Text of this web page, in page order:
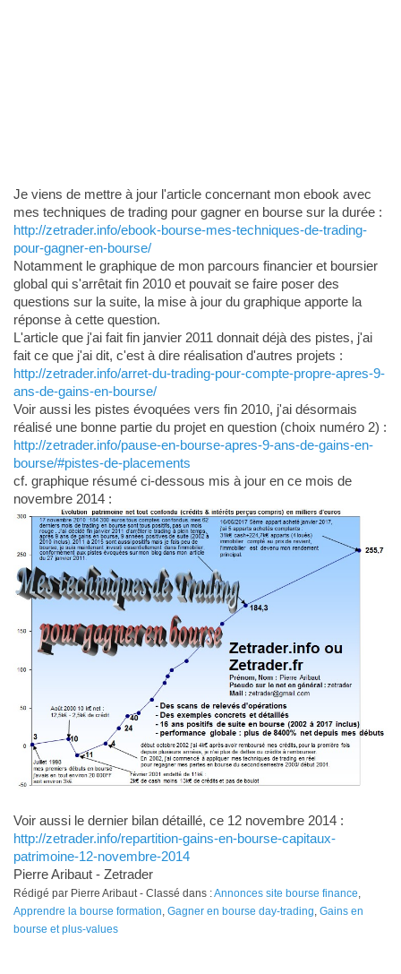
Je viens de mettre à jour l'article concernant mon ebook avec
mes techniques de trading pour gagner en bourse sur la durée :
http://zetrader.info/ebook-bourse-mes-techniques-de-trading-
pour-gagner-en-bourse/
Notamment le graphique de mon parcours financier et boursier
global qui s'arrêtait fin 2010 et pouvait se faire poser des
questions sur la suite, la mise à jour du graphique apporte la
réponse à cette question.
L'article que j'ai fait fin janvier 2011 donnait déjà des pistes, j'ai
fait ce que j'ai dit, c'est à dire réalisation d'autres projets :
http://zetrader.info/arret-du-trading-pour-compte-propre-apres-9-
ans-de-gains-en-bourse/
Voir aussi les pistes évoquées vers fin 2010, j'ai désormais
réalisé une bonne partie du projet en question (choix numéro 2) :
http://zetrader.info/pause-en-bourse-apres-9-ans-de-gains-en-
bourse/#pistes-de-placements
cf. graphique résumé ci-dessous mis à jour en ce mois de
novembre 2014 :
Voir aussi le dernier bilan détaillé, ce 12 novembre 2014 :
http://zetrader.info/repartition-gains-en-bourse-capitaux-
patrimoine-12-novembre-2014
Pierre Aribaut - Zetrader
Rédigé par Pierre Aribaut - Classé dans :Annonces site bourse finance,
Apprendre la bourse formation, Gagner en bourse day-trading, Gains en
bourse et plus-values